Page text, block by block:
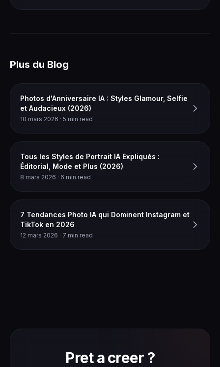
Plus du Blog
Photos d'Anniversaire IA : Styles Glamour, Selfie
et Audacieux (2026)
10 mars 2026 · 5 min read
Tous les Styles de Portrait IA Expliqués :
Éditorial, Mode et Plus (2026)
8 mars 2026 · 6 min read
7 Tendances Photo IA qui Dominent Instagram et
TikTok en 2026
12 mars 2026 · 7 min read
Pret a creer ?